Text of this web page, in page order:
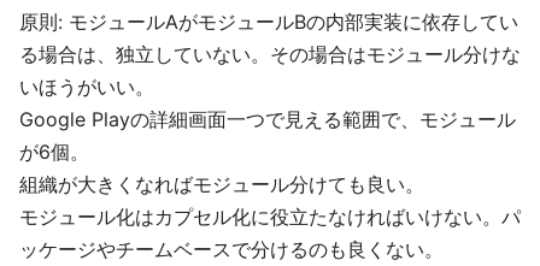
原則: モジュールAがモジュールBの内部実装に依存してい
る場合は、独立していない。その場合はモジュール分けな
いほうがいい。
Google Playの詳細画面一つで見える範囲で、モジュール
が6個。
組織が大きくなればモジュール分けても良い。
モジュール化はカプセル化に役立たなければいけない。パ
ッケージやチームベースで分けるのも良くない。